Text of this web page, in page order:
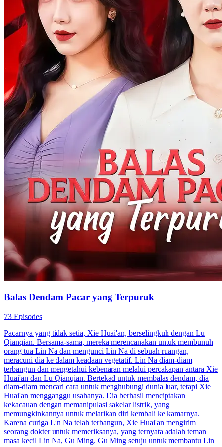
Rahim yang Kosong, Hati yang Mati secara gratis di NetShort.
Temukan lebih banyak drama populer.
Hati yang MatiPerkotaan CEO